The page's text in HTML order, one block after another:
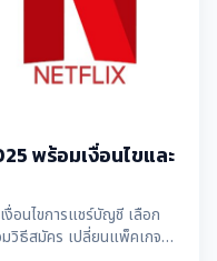
พร้อมเงื่อนไขและ
อนไขการแชร์บัญชี เลือก
วิธีสมัคร เปลี่ยนแพ็คเกจ